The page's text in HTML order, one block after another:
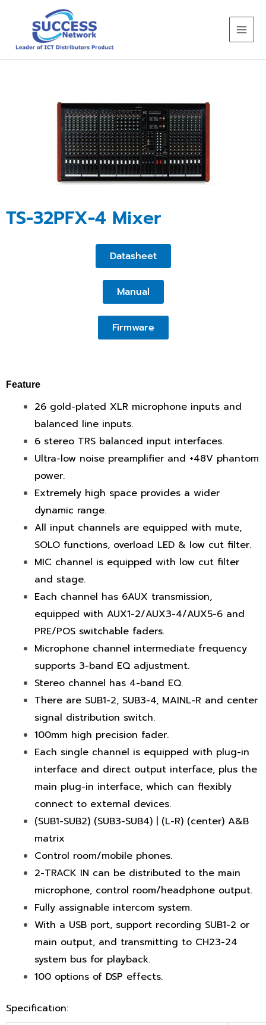
content
TS-32PFX-4 Mixer
Datasheet
Manual
Firmware
Feature
26 gold-plated XLR microphone inputs and
balanced line inputs.
6 stereo TRS balanced input interfaces.
Ultra-low noise preamplifier and +48V phantom
power.
Extremely high space provides a wider
dynamic range.
All input channels are equipped with mute,
SOLO functions, overload LED & low cut filter.
MIC channel is equipped with low cut filter
and stage.
Each channel has 6AUX transmission,
equipped with AUX1-2/AUX3-4/AUX5-6 and
PRE/POS switchable faders.
Microphone channel intermediate frequency
supports 3-band EQ adjustment.
Stereo channel has 4-band EQ.
There are SUB1-2, SUB3-4, MAINL-R and center
signal distribution switch.
100mm high precision fader.
Each single channel is equipped with plug-in
interface and direct output interface, plus the
main plug-in interface, which can flexibly
connect to external devices.
(SUB1-SUB2) (SUB3-SUB4) | (L-R) (center) A&B
matrix
Control room/mobile phones.
2-TRACK IN can be distributed to the main
microphone, control room/headphone output.
Fully assignable intercom system.
With a USB port, support recording SUB1-2 or
main output, and transmitting to CH23-24
system bus for playback.
100 options of DSP effects.
Specification: